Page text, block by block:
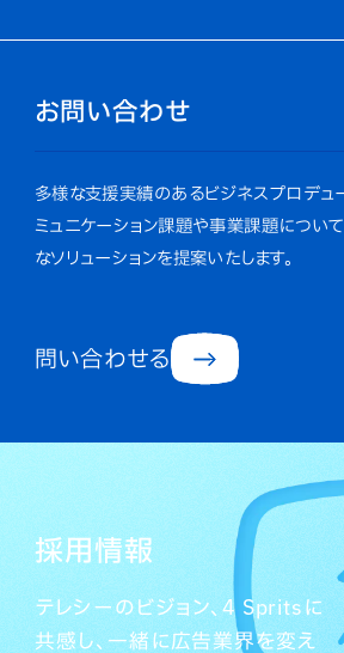
お問い合わせ
多様な支援実績のあるビジネスプロデュ
ミュニケーション課題や事業課題について
なソリューションを提案いたします。
問い合わせる
採用情報
テレシーのビジョン、4 Spritsに
共感し、一緒に広告業界を変え